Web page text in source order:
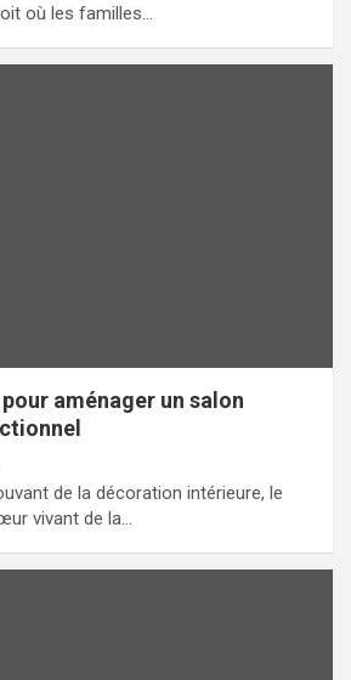
où les familles…
aménager un salon
de la décoration intérieure, le
vivant de la…